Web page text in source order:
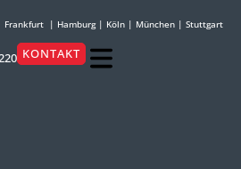
Frankfurt | Hamburg| Köln | München | Stuttgart
KONTAKT